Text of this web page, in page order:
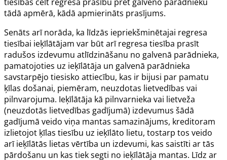
tādā apmērā, kādā apmierināts prasījums.
Senāts arī norāda, ka līdzās iepriekšminētajai regresa
tiesībai ieķīlātājam var būt arī regresa tiesība prasīt
radušos izdevumu atlīdzināšanu no galvenā parādnieka,
pamatojoties uz ieķīlātāja un galvenā parādnieka
savstarpējo tiesisko attiecību, kas ir bijusi par pamatu
ķīlas došanai, piemēram, neuzdotas lietvedības vai
pilnvarojuma. Ieķīlātāja kā pilnvarnieka vai lietveža
(neuzdotās lietvedības gadījumā) izdevumus šādā
gadījumā veido viņa mantas samazinājums, kreditoram
izlietojot ķīlas tiesību uz ieķīlāto lietu, tostarp tos veido
arī ieķīlātās lietas vērtība un izdevumi, kas saistīti ar tās
pārdošanu un kas tiek segti no ieķīlātāja mantas. Līdz ar